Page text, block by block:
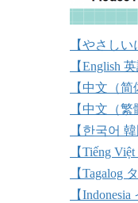
【やさし
【English
【中文（
【中文（
【한국어
【Tiếng
【Tagalog
【